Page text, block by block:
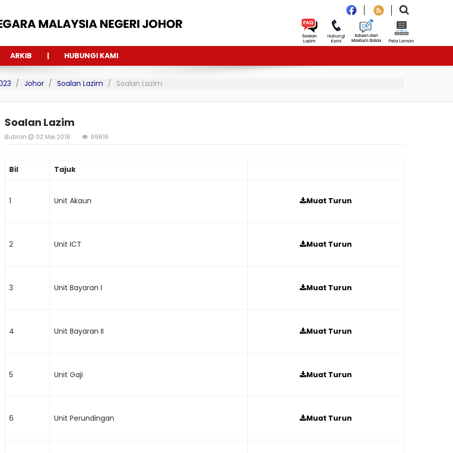
ARKIB HUBUNGI KAMI
Johor Soalan Lazim Soalan Lazim
Soalan Lazim
Butiran 02 Mei 2018 99816
Bil Tajuk
1 Unit Akaun Muat Turun
2 Unit ICT Muat Turun
3 Unit Bayaran I Muat Turun
4 Unit Bayaran II Muat Turun
5 Unit Gaji Muat Turun
6 Unit Perundingan Muat Turun